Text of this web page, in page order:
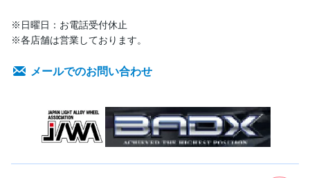
※日曜日：お電話受付休止
※各店舗は営業しております。
メールでのお問い合わせ